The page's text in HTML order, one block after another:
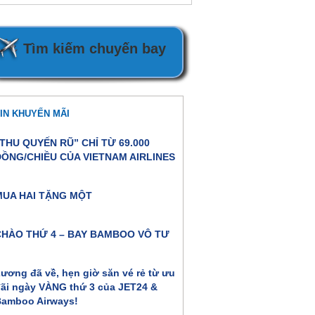
Tìm kiếm chuyến bay
KHUYẾN MÃI
QUYẾN RŨ” CHỈ TỪ 69.000
CHIỀU CỦA VIETNAM AIRLINES
HAI TẶNG MỘT
THỨ 4 – BAY BAMBOO VÔ TƯ
đã về, hẹn giờ săn vé rẻ từ ưu
ngày VÀNG thứ 3 của JET24 &
Airways!